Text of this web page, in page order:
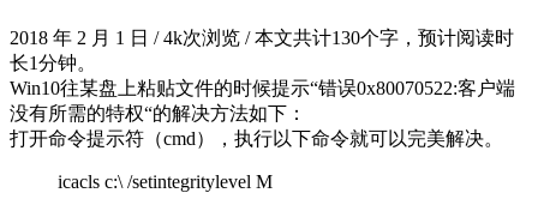
2018 年 2 月 1 日 /4k次浏览 /本文共计130个字，预计阅读时
长1分钟。
Win10往某盘上粘贴文件的时候提示“错误0x80070522:客户端
没有所需的特权“的解决方法如下：
打开命令提示符（cmd），执行以下命令就可以完美解决。
icacls c:\ /setintegritylevel M